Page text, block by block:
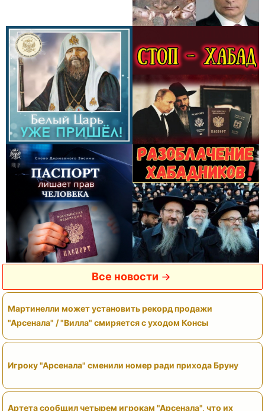
Все новости
Мартинелли может установить рекорд продажи
"Арсенала" / "Вилла" смиряется с уходом Консы
Игроку "Арсенала" сменили номер ради прихода Бруну
Артета сообщил четырем игрокам "Арсенала", что их